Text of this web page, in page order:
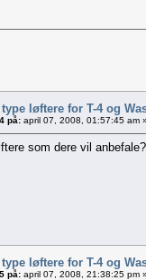
løftere for T-4 og
på: april 07, 2008, 01:57:45 am
som dere vil
løftere for T-4 og
på: april 07, 2008, 21:38:25 pm